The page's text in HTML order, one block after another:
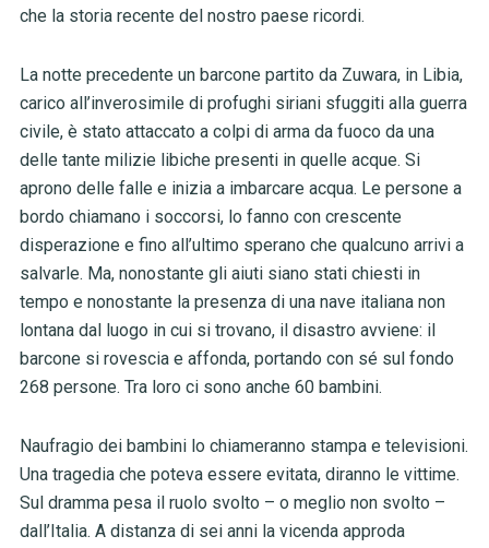
che la storia recente del nostro paese ricordi.
La notte precedente un barcone partito da Zuwara, in Libia,
carico all’inverosimile di profughi siriani sfuggiti alla guerra
civile, è stato attaccato a colpi di arma da fuoco da una
delle tante milizie libiche presenti in quelle acque. Si
aprono delle falle e inizia a imbarcare acqua. Le persone a
bordo chiamano i soccorsi, lo fanno con crescente
disperazione e fino all’ultimo sperano che qualcuno arrivi a
salvarle. Ma, nonostante gli aiuti siano stati chiesti in
tempo e nonostante la presenza di una nave italiana non
lontana dal luogo in cui si trovano, il disastro avviene: il
barcone si rovescia e affonda, portando con sé sul fondo
268 persone. Tra loro ci sono anche 60 bambini.
Naufragio dei bambini lo chiameranno stampa e televisioni.
Una tragedia che poteva essere evitata, diranno le vittime.
Sul dramma pesa il ruolo svolto – o meglio non svolto –
dall’Italia. A distanza di sei anni la vicenda approda